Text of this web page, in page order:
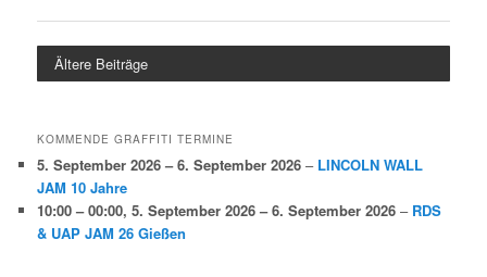
Ältere Beiträge
KOMMENDE GRAFFITI TERMINE
5. September 2026 – 6. September 2026 – LINCOLN WALL
JAM 10 Jahre
10:00 – 00:00,5. September 2026 – 6. September 2026 – RDS
& UAP JAM 26 Gießen